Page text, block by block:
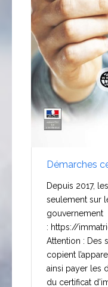
Démarches
Depuis 2017,
seulement sur
gouvernement
: https://
Attention : Des
copient
ainsi payer les
du certificat